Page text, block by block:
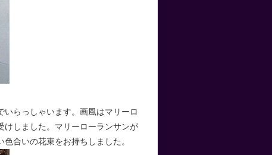
らっしゃいます。画風はマリーロ
けしました。マリーローランサンが
合いの花束をお持ちしました。